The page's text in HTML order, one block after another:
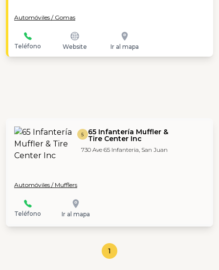
Automóviles / Gomas
Teléfono Website Ir al mapa
5 65 Infantería Muffler &
Tire Center Inc
730 Ave 65 Infanteria, San Juan
Automóviles / Mufflers
Teléfono Ir al mapa
1